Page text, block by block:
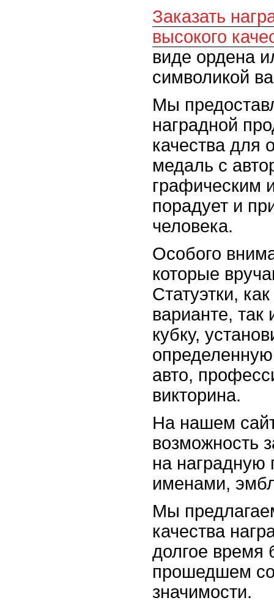
Заказать
высокого
виде ордена
символикой
Мы
наградной
качества для
медаль с
графическим
порадует и
человека.
Особого
которые
Статуэтки,
варианте, так
кубку,
авто,
викторина.
На нашем
возможность
на наградную
именами,
Мы
качества
долгое время
прошедшем
значимости.